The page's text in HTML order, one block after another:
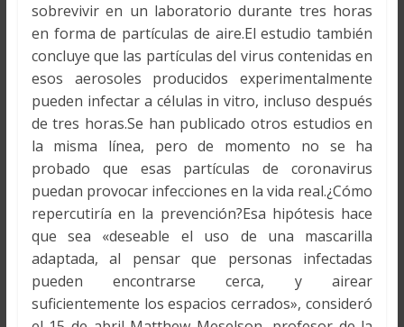
sobrevivir en un laboratorio durante tres horas
en forma de partículas de aire.El estudio también
concluye que las partículas del virus contenidas en
esos aerosoles producidos experimentalmente
pueden infectar a células in vitro, incluso después
de tres horas.Se han publicado otros estudios en
la misma línea, pero de momento no se ha
probado que esas partículas de coronavirus
puedan provocar infecciones en la vida real.¿Cómo
repercutiría en la prevención?Esa hipótesis hace
que sea «deseable el uso de una mascarilla
adaptada, al pensar que personas infectadas
pueden encontrarse cerca, y airear
suficientemente los espacios cerrados», consideró